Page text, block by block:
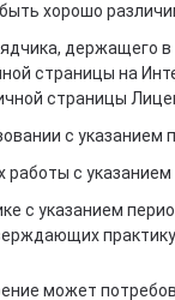
хорошо
держащего в
страницы на
страницы
с
работы с
с указанием
практику.
может